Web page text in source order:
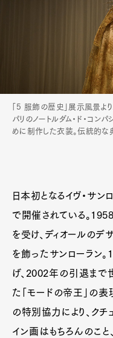
「5 服飾の歴史」展示風景よ
パリのノートルダム・ド・コン
めに制作した衣装。伝統的な
日本初となるイヴ・サ
で開催されている。
を受け、ディオールのデ
を飾ったサンローラン
げ、2002年の引退まで
た「モードの帝王」の表
の特別協力により、ク
イン画はもちろんのこ